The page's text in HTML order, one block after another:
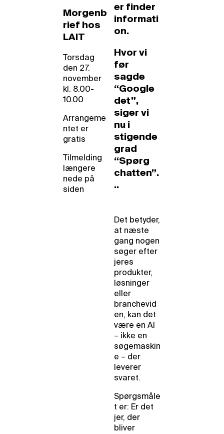
Morgenb
rief hos
LAIT
Torsdag
den 27.
november
kl. 8.00-
10.00
Arrangeme
ntet er
gratis
Tilmelding
længere
nede på
siden
er finder
informati
on.
Hvor vi
før
sagde
“Google
det”,
siger vi
nu i
stigende
grad
“Spørg
chatten”.
..
Det betyder,
at næste
gang nogen
søger efter
jeres
produkter,
løsninger
eller
branchevid
en, kan det
være en AI
– ikke en
søgemaskin
e – der
leverer
svaret.
Spørgsmåle
t er: Er det
jer, der
bliver